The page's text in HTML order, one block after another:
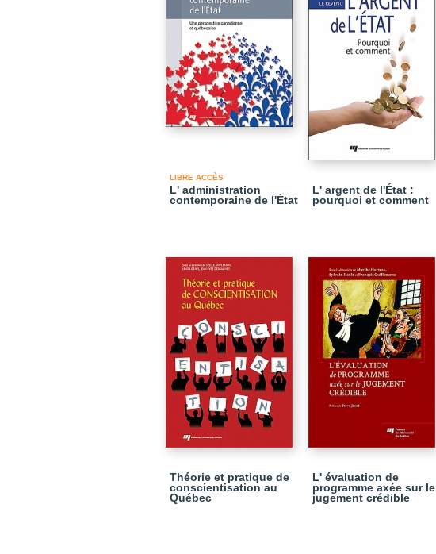
LIBRE ACCÈS
L' administration
contemporaine de l'État
L' argent de l'État :
pourquoi et comment
Théorie et pratique de
conscientisation au
Québec
L' évaluation de
programme axée sur le
jugement crédible